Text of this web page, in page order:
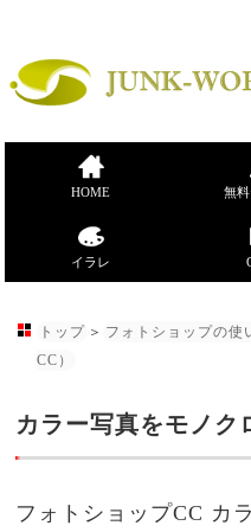
HOME 無
イラレ
トップ ＞ フォトショップの使
CC）
カラー写真をモノク
フォトショップCC カ